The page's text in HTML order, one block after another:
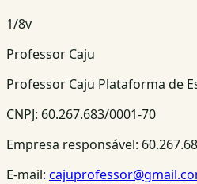
1/8v
Professor Caju
Professor Caju Plataforma de
CNPJ: 60.267.683/0001-70
Empresa responsável:
E-mail: